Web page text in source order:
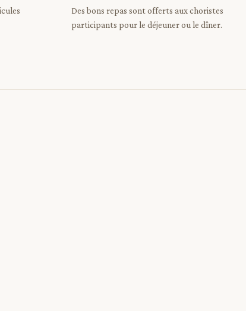
Des bons repas sont offerts aux choristes
participants pour le déjeuner ou le dîner.